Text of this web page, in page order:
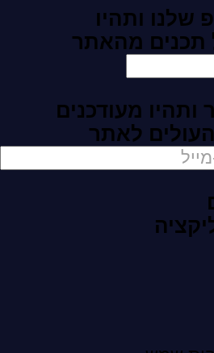
שלנו ותהיו
תכנים מהאתר
ותהיו מעודכנים
לאתר